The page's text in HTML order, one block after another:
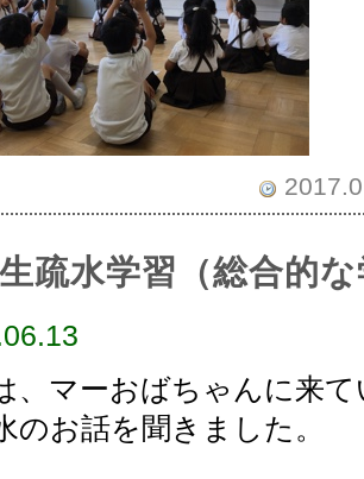
疏水学習（総合的
、マーおばちゃんに来
のお話を聞きました。